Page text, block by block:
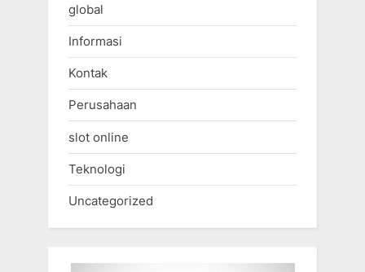
global
Informasi
Kontak
Perusahaan
slot online
Teknologi
Uncategorized